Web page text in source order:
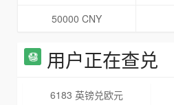
50000 CNY
用户正在查兑
6183 英镑兑欧元